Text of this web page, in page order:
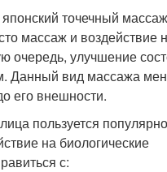
точечный
массаж и воздействие
очередь, улучшение
Данный вид массажа
его внешности.
пользуется
на биологические
с: